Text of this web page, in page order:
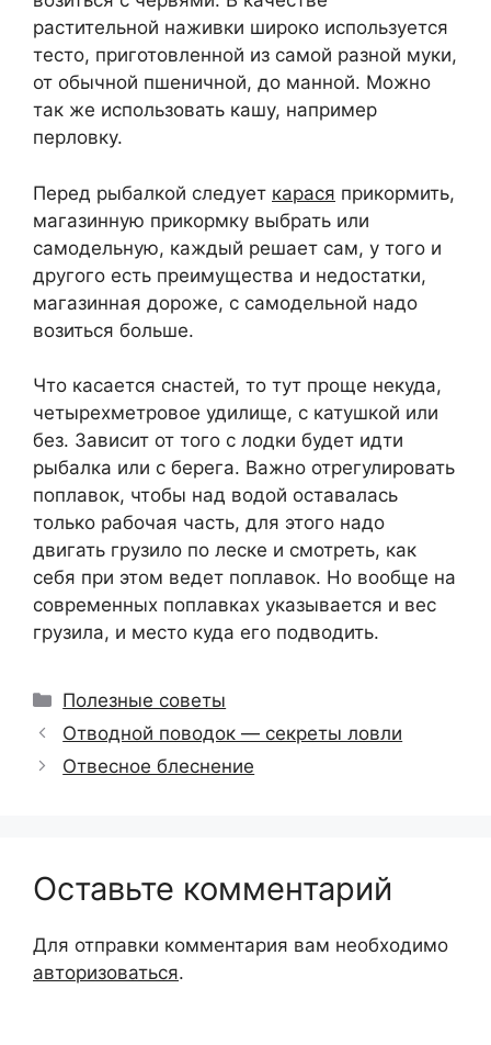
растительной наживки широко используется
тесто, приготовленной из самой разной муки,
от обычной пшеничной, до манной. Можно
так же использовать кашу, например
перловку.
Перед рыбалкой следует карася прикормить,
магазинную прикормку выбрать или
самодельную, каждый решает сам, у того и
другого есть преимущества и недостатки,
магазинная дороже, с самодельной надо
возиться больше.
Что касается снастей, то тут проще некуда,
четырехметровое удилище, с катушкой или
без. Зависит от того с лодки будет идти
рыбалка или с берега. Важно отрегулировать
поплавок, чтобы над водой оставалась
только рабочая часть, для этого надо
двигать грузило по леске и смотреть, как
себя при этом ведет поплавок. Но вообще на
современных поплавках указывается и вес
грузила, и место куда его подводить.
Рубрики
Полезные советы
Отводной поводок — секреты ловли
Отвесное блеснение
Оставьте комментарий
Для отправки комментария вам необходимо
авторизоваться.